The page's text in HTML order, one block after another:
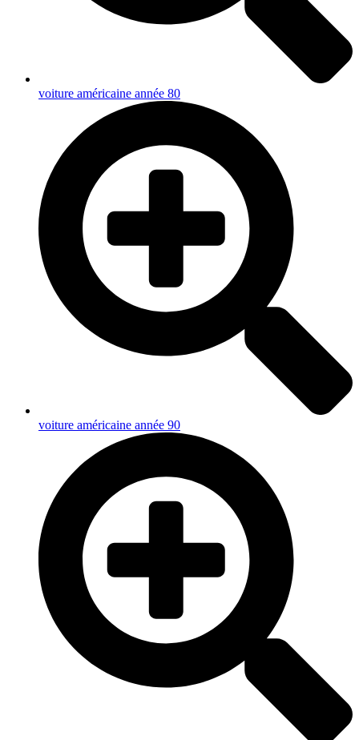
voiture américaine année 80
voiture américaine année 90